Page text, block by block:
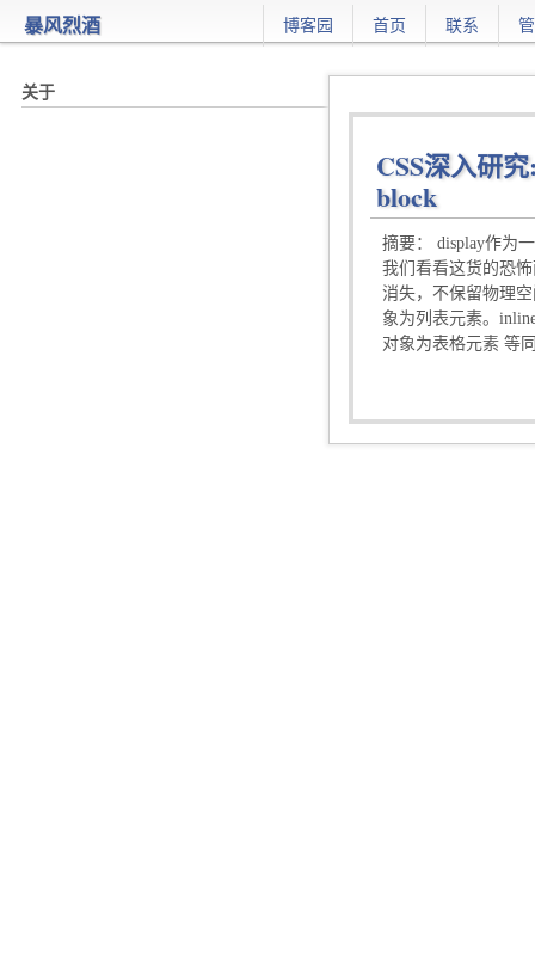
暴风烈酒 博客园 首页 联系
CSS深入研
block
摘要： display作为
我们看看这货的恐
消失，不保留物理
象为列表元素。
对象为表格元素 等